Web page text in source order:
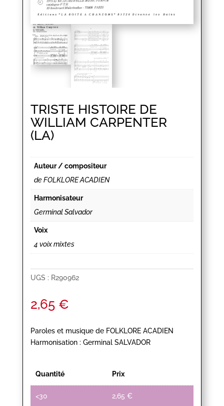
TRISTE HISTOIRE DE
WILLIAM CARPENTER
(LA)
Auteur / compositeur
de FOLKLORE ACADIEN
Harmonisateur
Germinal Salvador
Voix
4 voix mixtes
UGS : R290962
2,65 €
Paroles et musique de FOLKLORE ACADIEN
Harmonisation : Germinal SALVADOR
Quantité Prix
<30 2,65 €